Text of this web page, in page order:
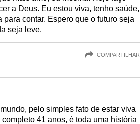
a Deus. Eu estou viva, tenho saúde,
contar. Espero que o futuro seja
seja leve.
COMPARTILHAR
pelo simples fato de estar viva
41 anos, é toda uma história